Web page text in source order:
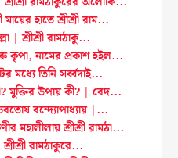
হাতে শ্রীশ্রী রাম...
| শ্রীশ্রী রামঠাকু...
কৃপা, নামের প্রকাশ হইল...
মধ্যে তিনি সর্ব্বদাই...
মুক্তির উপায় কী? | বেদ...
বন্দ্যোপাধ্যায় |...
মহালীলায় শ্রীশ্রী রামঠা...
রামঠাকুরে...